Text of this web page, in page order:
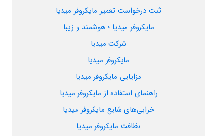
ثبت درخواست تعمیر مایکروفر میدیا
مایکروفر میدیا ؛ هوشمند و زیبا
شرکت میدیا
مایکروفر میدیا
مزایایی مایکروفر میدیا
راهنمای استفاده از مایکروفر میدیا
خرابی‌های شایع مایکروفر میدیا
نظافت مایکروفر میدیا